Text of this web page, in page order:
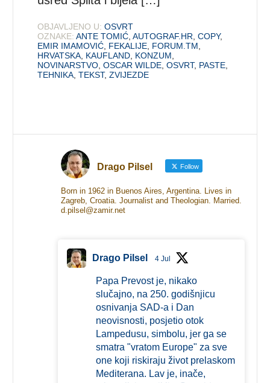
OBJAVLJENO U: OSVRT
OZNAKE: ANTE TOMIĆ ,AUTOGRAF.HR ,COPY,
EMIR IMAMOVIĆ FEKALIJE FORUM.TM
HRVATSKA KAUFLAND KONZUM
NOVINARSTVO ,OSCAR WILDE ,OSVRT, PASTE
TEHNIKA ,TEKST,ZVIJEZDE
Drago Pilsel Follow
Born in 1962 in Buenos Aires, Argentina. Lives in
Zagreb, Croatia. Journalist and Theologian. Married.
d.pilsel@zamir.net
Drago Pilsel 4 Jul
Papa Prevost je, nikako
slučajno, na 250. godišnjicu
osnivanja SAD-a i Dan
neovisnosti, posjetio otok
Lampedusu, simbolu, jer ga se
smatra "vratom Europe" za sve
one koji riskiraju život prelaskom
Mediterana. Lav je, inače,